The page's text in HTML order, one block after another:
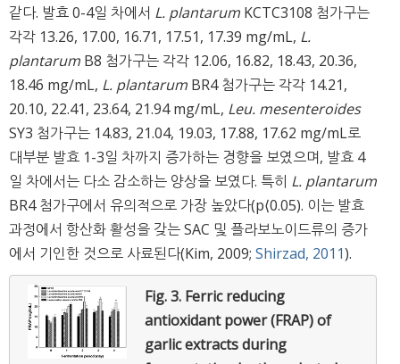
같다. 발효 0-4일 차에서 L. plantarum KCTC3108 첨가구는
각각 13.26, 17.00, 16.71, 17.51, 17.39 mg/mL, L.
plantarum B8 첨가구는 각각 12.06, 16.82, 18.43, 20.36,
18.46 mg/mL, L. plantarum BR4 첨가구는 각각 14.21,
20.10, 22.41, 23.64, 21.94 mg/mL, Leu. mesenteroides
SY3 첨가구는 14.83, 21.04, 19.03, 17.88, 17.62 mg/mL로
대부분 발효 1-3일 차까지 증가하는 경향을 보였으며, 발효 4
일 차에서는 다소 감소하는 양상을 보였다. 특히 L. plantarum
BR4 첨가구에서 유의적으로 가장 높았다(p⟨0.05). 이는 발효
과정에서 항산화 활성을 갖는 SAC 및 플라보노이드류의 증가
에서 기인한 것으로 사료된다(Kim, 2009; Shirzad, 2011).
Fig. 3. Ferric reducing
antioxidant power (FRAP) of
garlic extracts during